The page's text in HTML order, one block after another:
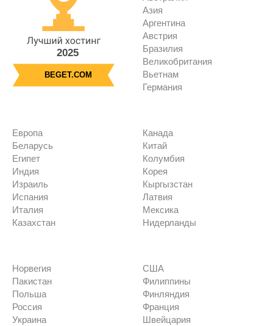
2025
BEGET.COM
Азия
Аргентина
Австрия
Бразилия
Великобритания
Вьетнам
Германия
Европа
Беларусь
Египет
Индия
Израиль
Испания
Италия
Казахстан
Канада
Китай
Колумбия
Корея
Кыргызстан
Латвия
Мексика
Нидерланды
Норвегия
Пакистан
Польша
Россия
Украина
США
Филиппины
Финляндия
Франция
Швейцария